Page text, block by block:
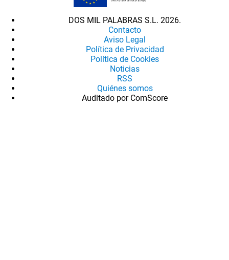
DOS MIL PALABRAS S.L. 2026.
Contacto
Aviso Legal
Política de Privacidad
Política de Cookies
Noticias
RSS
Quiénes somos
Auditado por ComScore